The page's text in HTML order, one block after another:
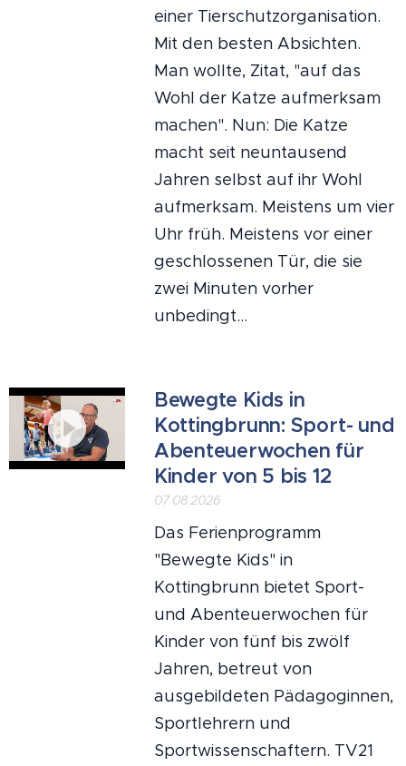
einer Tierschutzorganisation.
Mit den besten Absichten.
Man wollte, Zitat, "auf das
Wohl der Katze aufmerksam
machen". Nun: Die Katze
macht seit neuntausend
Jahren selbst auf ihr Wohl
aufmerksam. Meistens um vier
Uhr früh. Meistens vor einer
geschlossenen Tür, die sie
zwei Minuten vorher
unbedingt...
Bewegte Kids in
Kottingbrunn: Sport- und
Abenteuerwochen für
Kinder von 5 bis 12
07.08.2026
Das Ferienprogramm
"Bewegte Kids" in
Kottingbrunn bietet Sport-
und Abenteuerwochen für
Kinder von fünf bis zwölf
Jahren, betreut von
ausgebildeten Pädagoginnen,
Sportlehrern und
Sportwissenschaftern. TV21